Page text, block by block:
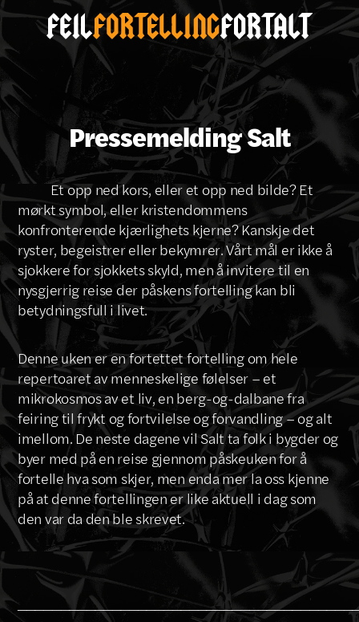
Pressemelding Salt
Et opp ned kors, eller et opp ned bilde? Et
mørkt symbol, eller kristendommens
konfronterende kjærlighets kjerne? Kanskje det
ryster, begeistrer eller bekymrer. Vårt mål er ikke å
sjokkere for sjokkets skyld, men å invitere til en
nysgjerrig reise der påskens fortelling kan bli
betydningsfull i livet.
Denne uken er en fortettet fortelling om hele
repertoaret av menneskelige følelser – et
mikrokosmos av et liv, en berg-og-dalbane fra
feiring til frykt og fortvilelse og forvandling – og alt
imellom. De neste dagene vil Salt ta folk i bygder og
byer med på en reise gjennom påskeuken for å
fortelle hva som skjer, men enda mer la oss kjenne
på at denne fortellingen er like aktuell i dag som
den var da den ble skrevet.